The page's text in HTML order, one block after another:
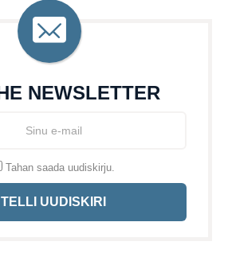
NEWSLETTER
Tahan saada uudiskirju.
TELLI UUDISKIRI